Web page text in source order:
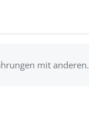
mit anderen.